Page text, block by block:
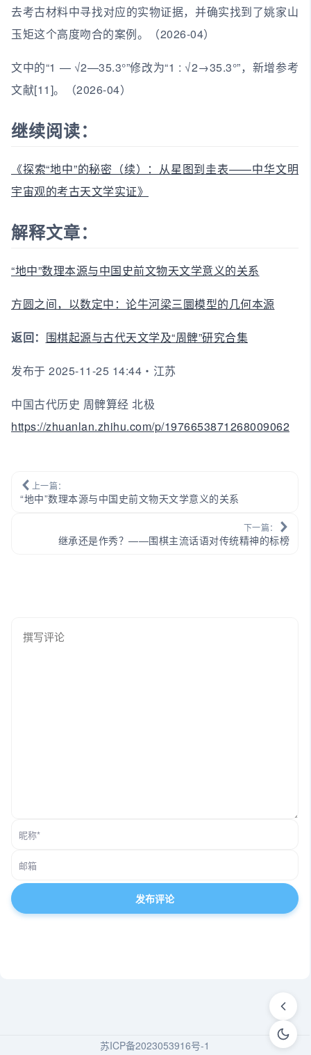
去考古材料中寻找对应的实物证据，并确实找到了姚家山
玉矩这个高度吻合的案例。（2026-04）
文中的“1 — √2—35.3°”修改为“1 : √2→35.3°”，新增参考
文献[11]。（2026-04）
继续阅读：
《探索“地中”的秘密（续）：从星图到圭表——中华文明
宇宙观的考古天文学实证》
解释文章：
“地中”数理本源与中国史前文物天文学意义的关系
方圆之间，以数定中：论牛河梁三圜模型的几何本源
返回： 围棋起源与古代天文学及“周髀”研究合集
发布于 2025-11-25 14:44・江苏
中国古代历史 周髀算经 北极
https://zhuanlan.zhihu.com/p/1976653871268009062
上一篇：
“地中”数理本源与中国史前文物天文学意义的关系
下一篇：
继承还是作秀？——围棋主流话语对传统精神的标榜
苏ICP备2023053916号-1